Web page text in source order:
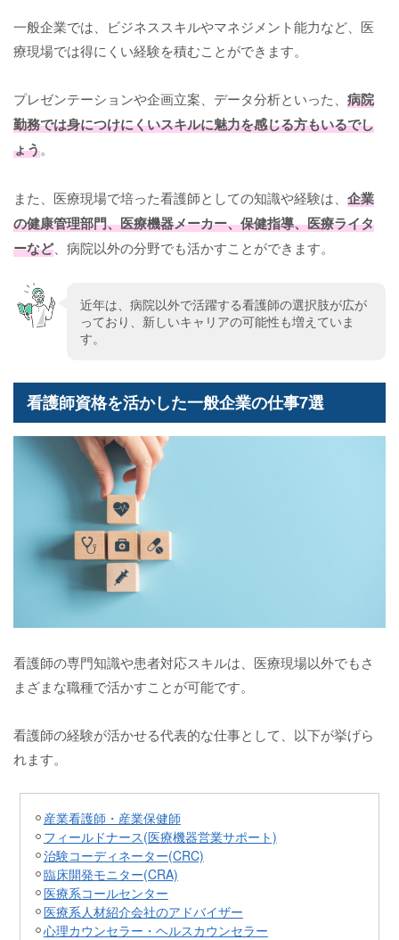
一般企業では、ビジネススキルやマネジメント能力など、医
療現場では得にくい経験を積むことができます。
プレゼンテーションや企画立案、データ分析といった、 病院
勤務では身につけにくいスキルに魅力を感じる方もいるでし
ょう。
また、医療現場で培った看護師としての知識や経験は、 企業
の健康管理部門、医療機器メーカー、保健指導、医療ライタ
ーなど、病院以外の分野でも活かすことができます。
近年は、病院以外で活躍する看護師の選択肢が広が
っており、新しいキャリアの可能性も増えていま
す。
看護師資格を活かした一般企業の仕事7選
看護師の専門知識や患者対応スキルは、医療現場以外でもさ
まざまな職種で活かすことが可能です。
看護師の経験が活かせる代表的な仕事として、以下が挙げら
れます。
産業看護師・産業保健師
フィールドナース(医療機器営業サポート)
治験コーディネーター(CRC)
臨床開発モニター(CRA)
医療系コールセンター
医療系人材紹介会社のアドバイザー
心理カウンセラー・ヘルスカウンセラー